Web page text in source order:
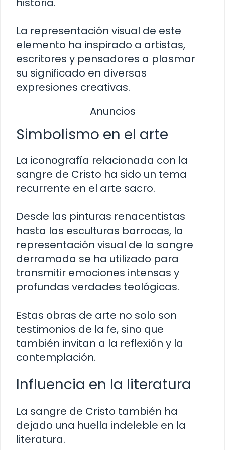
La representación visual de este
elemento ha inspirado a artistas,
escritores y pensadores a plasmar
su significado en diversas
expresiones creativas.
Anuncios
Simbolismo en el arte
La iconografía relacionada con la
sangre de Cristo ha sido un tema
recurrente en el arte sacro.
Desde las pinturas renacentistas
hasta las esculturas barrocas, la
representación visual de la sangre
derramada se ha utilizado para
transmitir emociones intensas y
profundas verdades teológicas.
Estas obras de arte no solo son
testimonios de la fe, sino que
también invitan a la reflexión y la
contemplación.
Influencia en la literatura
La sangre de Cristo también ha
dejado una huella indeleble en la
literatura.